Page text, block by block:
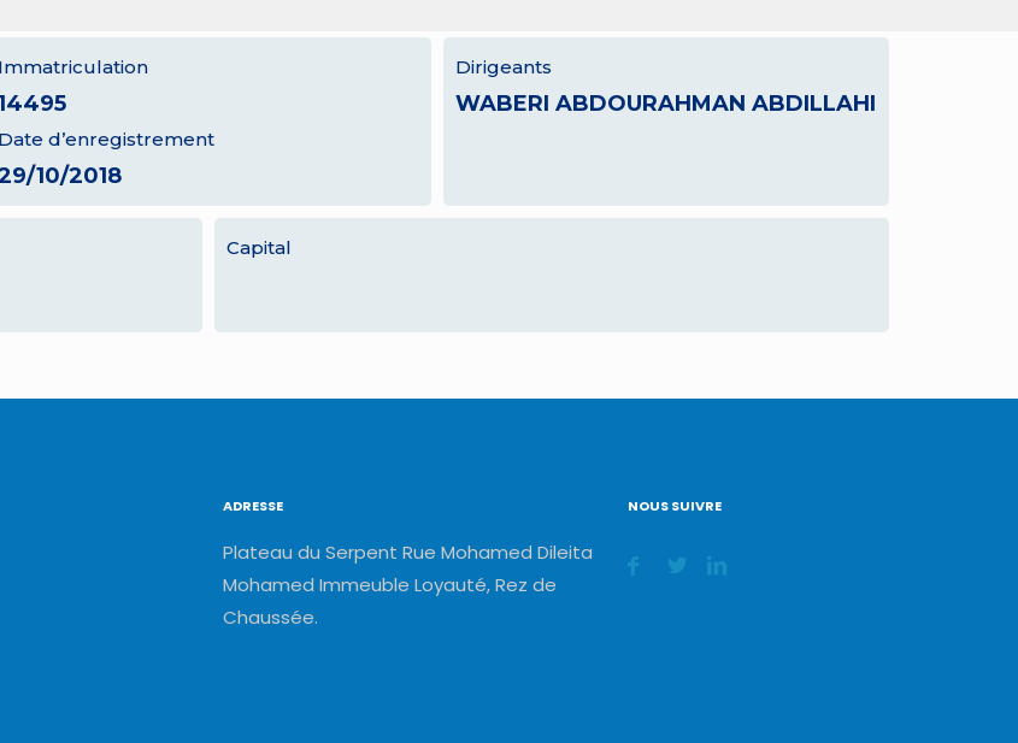
Immatriculation
Date d’enregistrement
10/2018
Dirigeants
WABERI ABDOURAHMAN ABDILLAHI
Capital
ADRESSE
Plateau du Serpent Rue Mohamed Dileita
Mohamed Immeuble Loyauté, Rez de
Chaussée.
NOUS SUIVRE